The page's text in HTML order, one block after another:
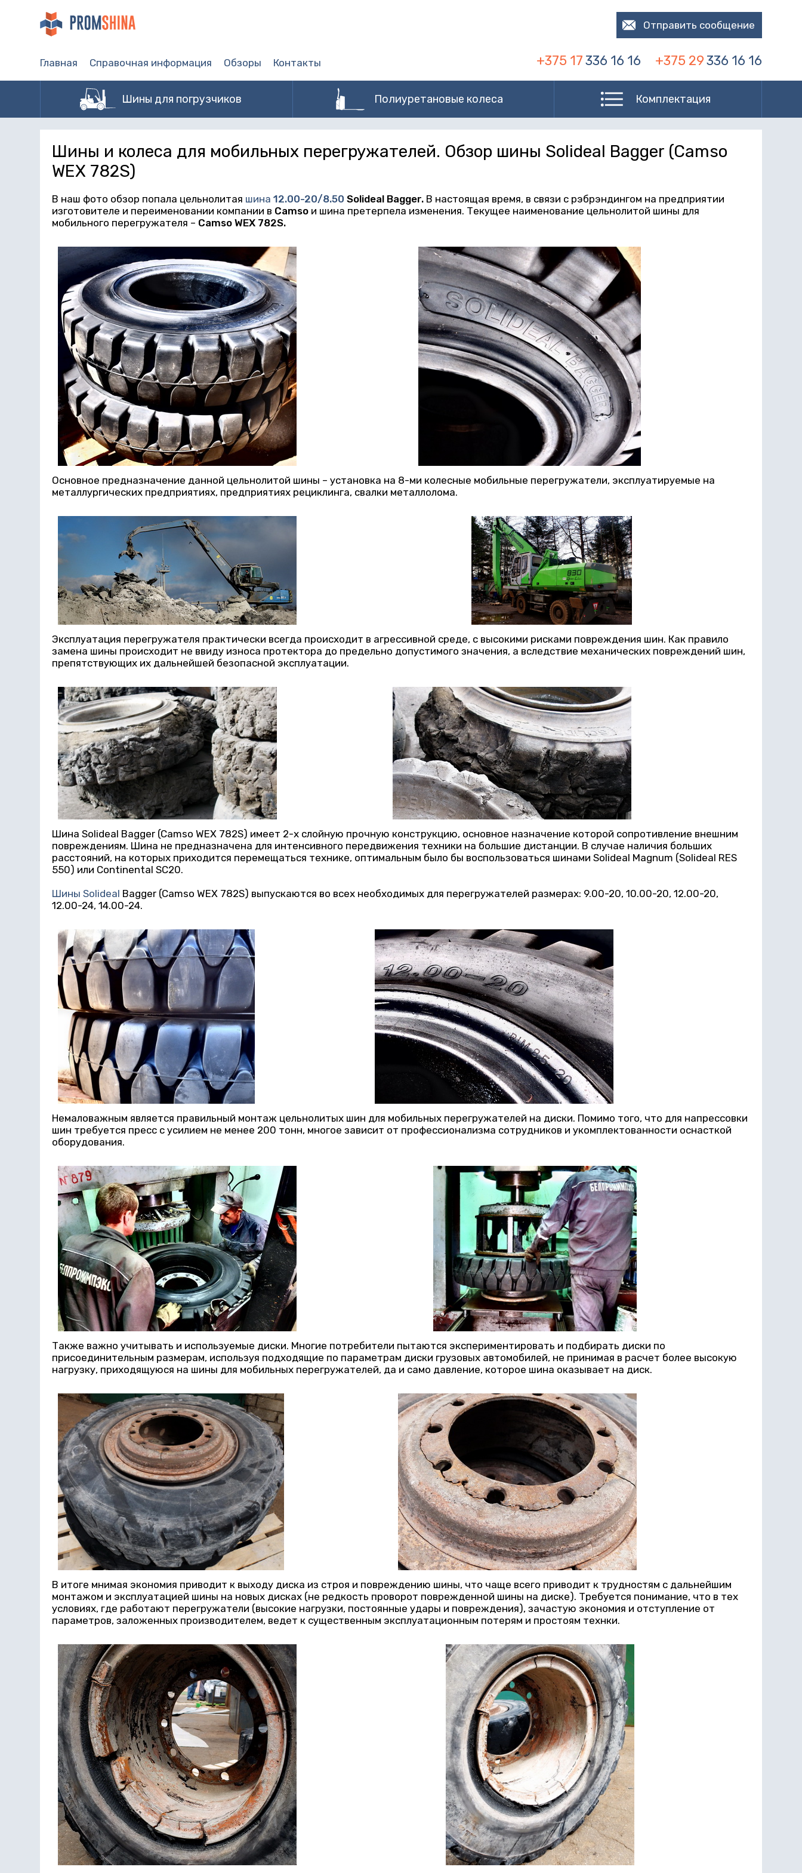
Главная Справочная информация Обзоры Контакты
Отправить сообщение
+375 17336 16 16 +375 29336 16 16
Шины для погрузчиков Полиуретановые колеса Комплектация
Шины и колеса для мобильных перегружателей. Обзор шины Solideal Bagger (Camso
WEX 782S)
В наш фото обзор попала цельнолитая шина 12.00-20/8.50 Solideal Bagger. В настоящая время, в связи с рэбрэндингом на предприятии
изготовителе и переименовании компании в Camso и шина претерпела изменения. Текущее наименование цельнолитой шины для
мобильного перегружателя – Camso WEX 782S.
Основное предназначение данной цельнолитой шины – установка на 8-ми колесные мобильные перегружатели, эксплуатируемые на
металлургических предприятиях, предприятиях рециклинга, свалки металлолома.
Эксплуатация перегружателя практически всегда происходит в агрессивной среде, с высокими рисками повреждения шин. Как правило
замена шины происходит не ввиду износа протектора до предельно допустимого значения, а вследствие механических повреждений шин,
препятствующих их дальнейшей безопасной эксплуатации.
Шина Solideal Bagger (Camso WEX 782S) имеет 2-х слойную прочную конструкцию, основное назначение которой сопротивление внешним
повреждениям. Шина не предназначена для интенсивного передвижения техники на большие дистанции. В случае наличия больших
расстояний, на которых приходится перемещаться технике, оптимальным было бы воспользоваться шинами Solideal Magnum (Solideal RES
550) или Continental SC20.
Шины Solideal Bagger (Camso WEX 782S) выпускаются во всех необходимых для перегружателей размерах: 9.00-20, 10.00-20, 12.00-20,
12.00-24, 14.00-24.
Немаловажным является правильный монтаж цельнолитых шин для мобильных перегружателей на диски. Помимо того, что для напрессовки
шин требуется пресс с усилием не менее 200 тонн, многое зависит от профессионализма сотрудников и укомплектованности оснасткой
оборудования.
Также важно учитывать и используемые диски. Многие потребители пытаются экспериментировать и подбирать диски по
присоединительным размерам, используя подходящие по параметрам диски грузовых автомобилей, не принимая в расчет более высокую
нагрузку, приходящуюся на шины для мобильных перегружателей, да и само давление, которое шина оказывает на диск.
В итоге мнимая экономия приводит к выходу диска из строя и повреждению шины, что чаще всего приводит к трудностям с дальнейшим
монтажом и эксплуатацией шины на новых дисках (не редкость проворот поврежденной шины на диске). Требуется понимание, что в тех
условиях, где работают перегружатели (высокие нагрузки, постоянные удары и повреждения), зачастую экономия и отступление от
параметров, заложенных производителем, ведет к существенным эксплуатационным потерям и простоям технки.